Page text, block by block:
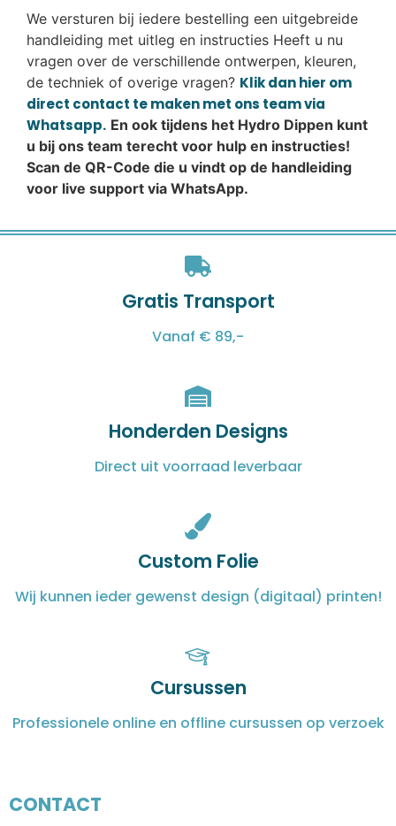
We versturen bij iedere bestelling een uitgebreide
handleiding met uitleg en instructies Heeft u nu
vragen over de verschillende ontwerpen, kleuren,
de techniek of overige vragen? Klik dan hier om
direct contact te maken met ons team via
Whatsapp. En ook tijdens het Hydro Dippen kunt
u bij ons team terecht voor hulp en instructies!
Scan de QR-Code die u vindt op de handleiding
voor live support via WhatsApp.
Gratis Transport
Vanaf € 89,-
Honderden Designs
Direct uit voorraad leverbaar
Custom Folie
Wij kunnen ieder gewenst design (digitaal) printen!
Cursussen
Professionele online en offline cursussen op verzoek
CONTACT